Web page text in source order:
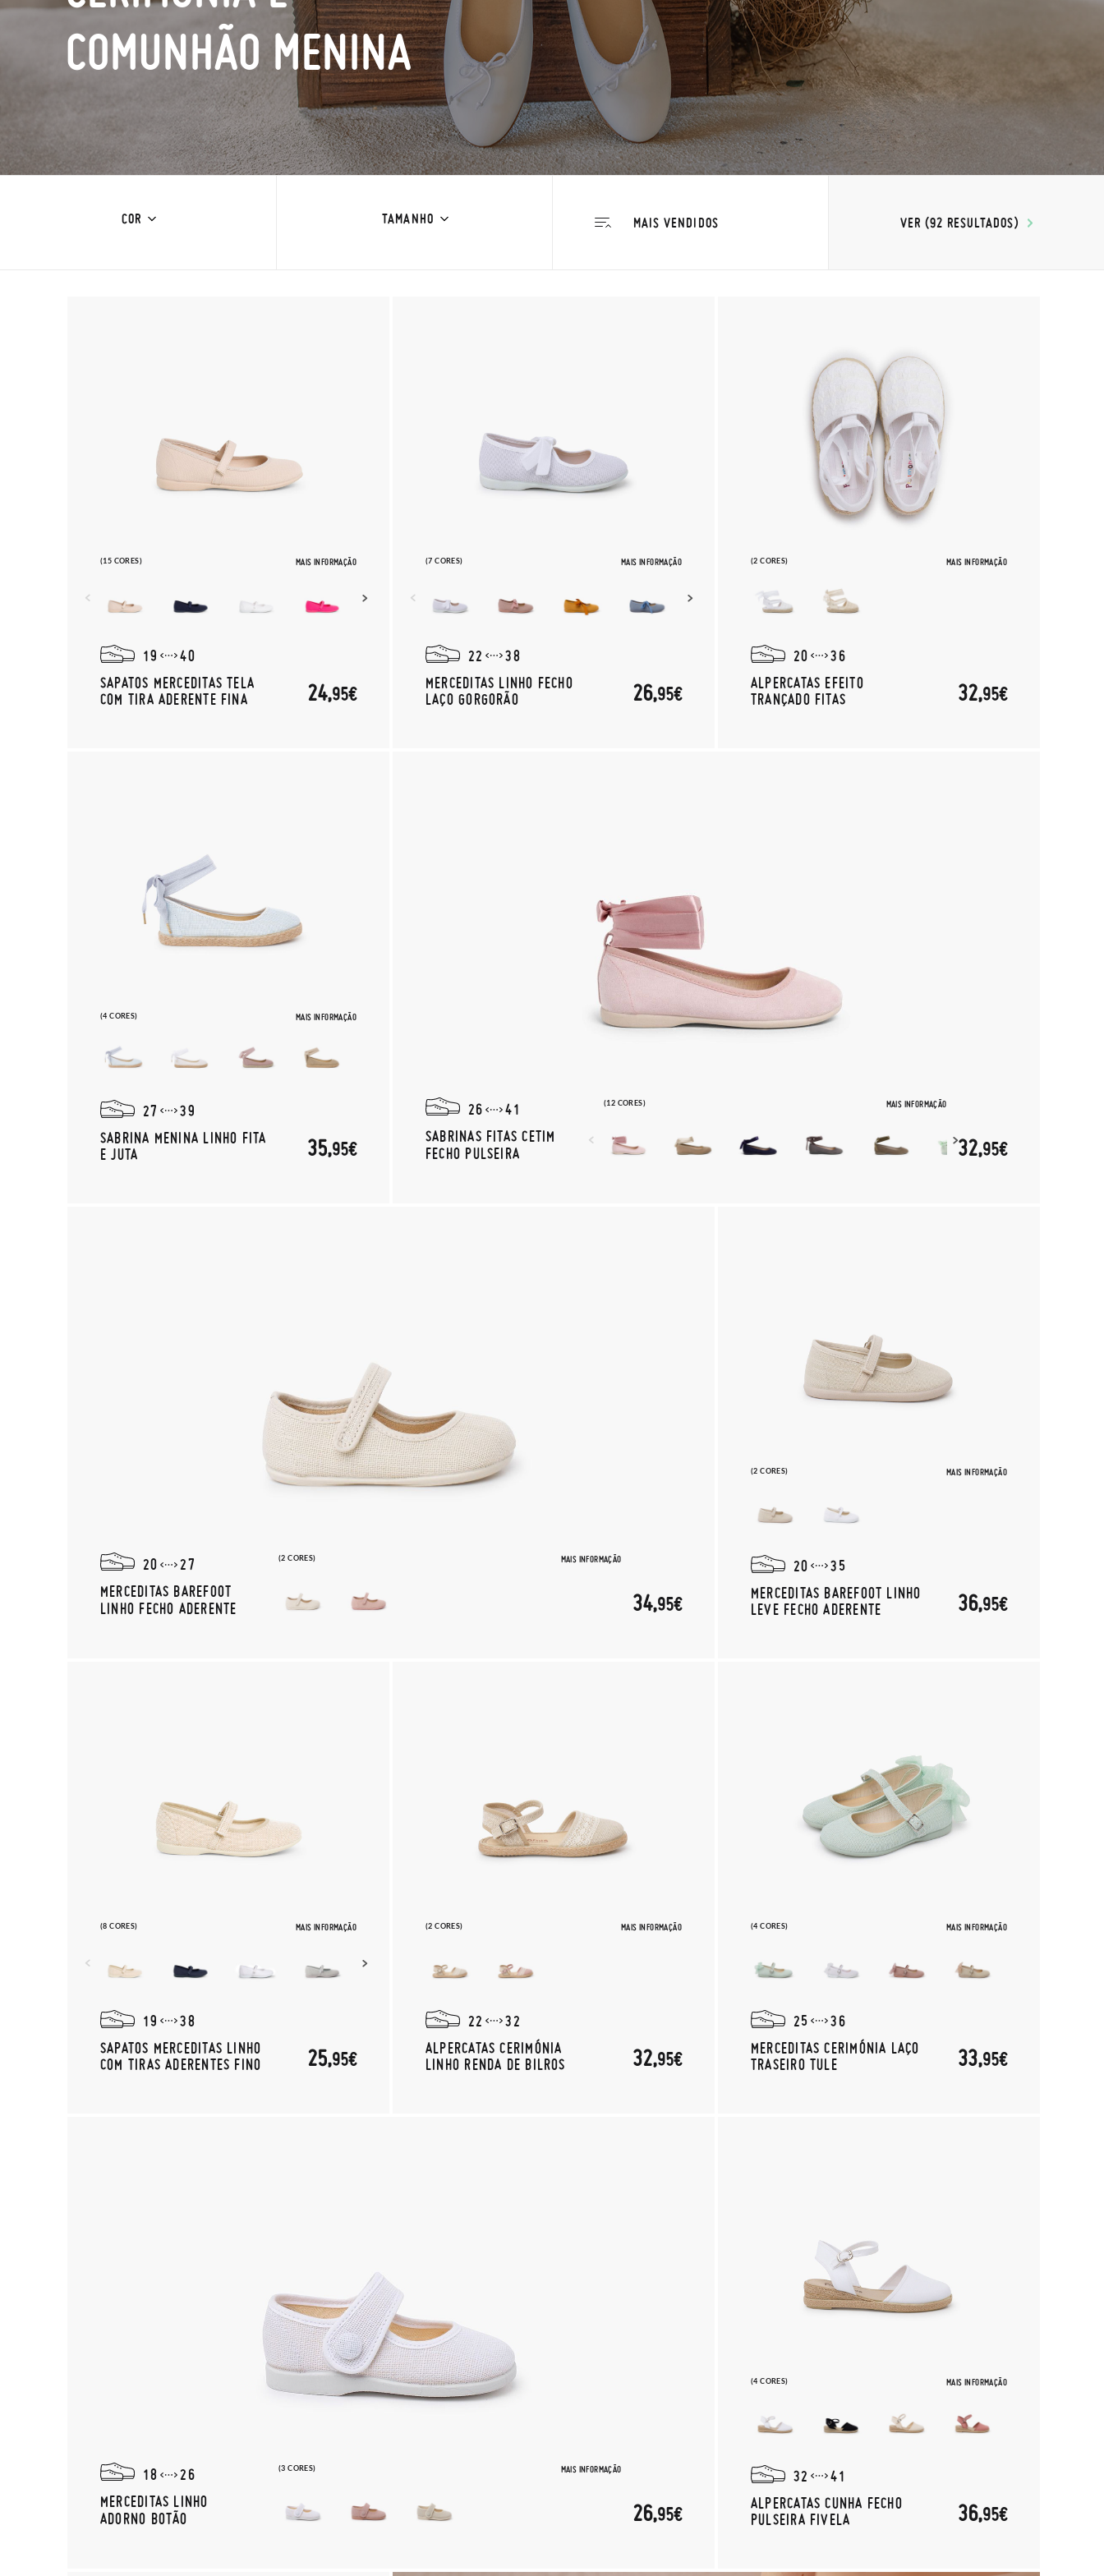
COMUNHÃO MENINA
COR TAMANHO VER (92 RESULTADOS)
(15 CORES) MAIS INFORMAÇÃO
19
40
SAPATOS MERCEDITAS TELA
COM TIRA ADERENTE FINA
24,95€
(7 CORES) MAIS INFORMAÇÃO
22
38
MERCEDITAS LINHO FECHO
LAÇO GORGORÃO
26,95€
(2 CORES) MAIS INFORMAÇÃO
20
36
ALPERCATAS EFEITO
TRANÇADO FITAS
32,95€
(4 CORES) MAIS INFORMAÇÃO
27
39
SABRINA MENINA LINHO FITA
E JUTA
35,95€
(12 CORES) MAIS INFORMAÇÃO
26
41
SABRINAS FITAS CETIM
FECHO PULSEIRA
32,95€
(2 CORES) MAIS INFORMAÇÃO
20
27
MERCEDITAS BAREFOOT
LINHO FECHO ADERENTE
34,95€
(2 CORES) MAIS INFORMAÇÃO
20
35
MERCEDITAS BAREFOOT LINHO
LEVE FECHO ADERENTE
36,95€
(8 CORES) MAIS INFORMAÇÃO
19
38
SAPATOS MERCEDITAS LINHO
COM TIRAS ADERENTES FINO
25,95€
(2 CORES) MAIS INFORMAÇÃO
22
32
ALPERCATAS CERIMÓNIA
LINHO RENDA DE BILROS
32,95€
(4 CORES) MAIS INFORMAÇÃO
25
36
MERCEDITAS CERIMÓNIA LAÇO
TRASEIRO TULE
33,95€
(3 CORES) MAIS INFORMAÇÃO
18
26
MERCEDITAS LINHO
ADORNO BOTÃO
26,95€
(4 CORES) MAIS INFORMAÇÃO
32
41
ALPERCATAS CUNHA FECHO
PULSEIRA FIVELA
36,95€